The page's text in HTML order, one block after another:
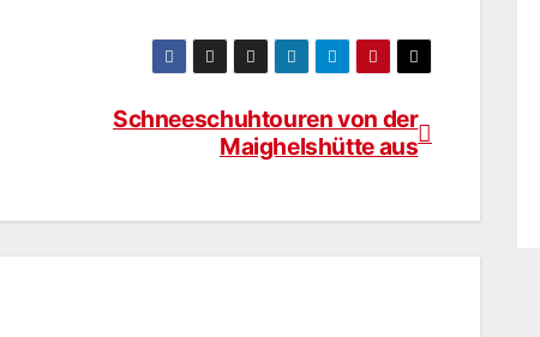
Schneeschuhtouren von der
Maighelshütte aus